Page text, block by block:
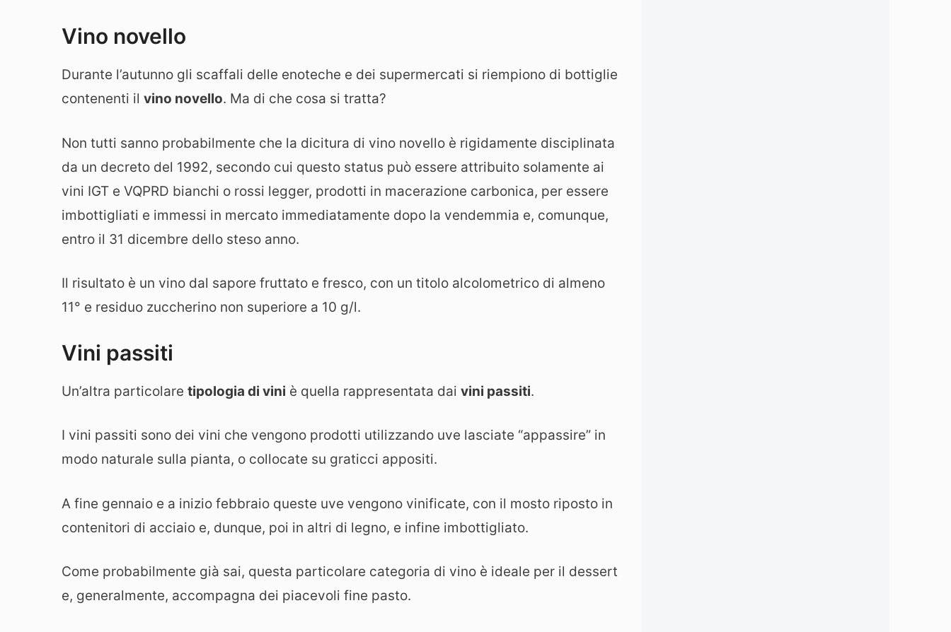
Vino novello
Durante l’autunno gli scaffali delle enoteche e dei supermercati si riempiono di bottiglie
contenenti il vino novello. Ma di che cosa si tratta?
Non tutti sanno probabilmente che la dicitura di vino novello è rigidamente disciplinata
da un decreto del 1992, secondo cui questo status può essere attribuito solamente ai
vini IGT e VQPRD bianchi o rossi legger, prodotti in macerazione carbonica, per essere
imbottigliati e immessi in mercato immediatamente dopo la vendemmia e, comunque,
entro il 31 dicembre dello steso anno.
Il risultato è un vino dal sapore fruttato e fresco, con un titolo alcolometrico di almeno
11° e residuo zuccherino non superiore a 10 g/l.
Vini passiti
Un’altra particolare tipologia di vini è quella rappresentata dai vini passiti.
I vini passiti sono dei vini che vengono prodotti utilizzando uve lasciate “appassire” in
modo naturale sulla pianta, o collocate su graticci appositi.
A fine gennaio e a inizio febbraio queste uve vengono vinificate, con il mosto riposto in
contenitori di acciaio e, dunque, poi in altri di legno, e infine imbottigliato.
Come probabilmente già sai, questa particolare categoria di vino è ideale per il dessert
e, generalmente, accompagna dei piacevoli fine pasto.